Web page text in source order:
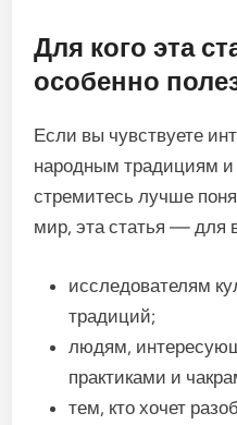
Для кого эта
особенно
Если вы чувствуете
народным традициям
стремитесь лучше
мир, эта статья — для
исследователям
традиций;
людям,
практиками и
тем, кто хочет